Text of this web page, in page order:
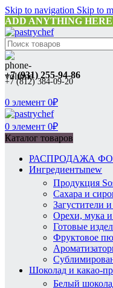
Skip to navigation Skip to
ADD ANYTHING
+7 (931) 255-94-86
+7 (812) 384-09-20
0 элемент 0₽
0 элемент 0₽
Каталог товаров
РАСПРОДАЖА
Ингредиентыnew
Продукция
Сахара и
Загустители
Орехи, мука и
Готовые
Фруктовое
Шоколад и какао-
Белый